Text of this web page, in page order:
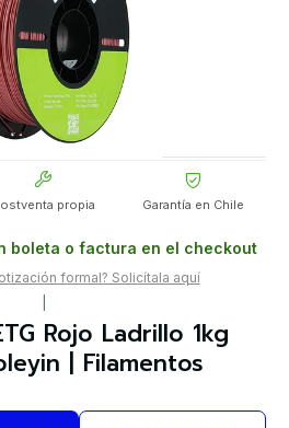
propia Garantía en Chile
boleta o factura en el checkout
formal? Solicítala aquí
Rojo Ladrillo 1kg
| Filamentos